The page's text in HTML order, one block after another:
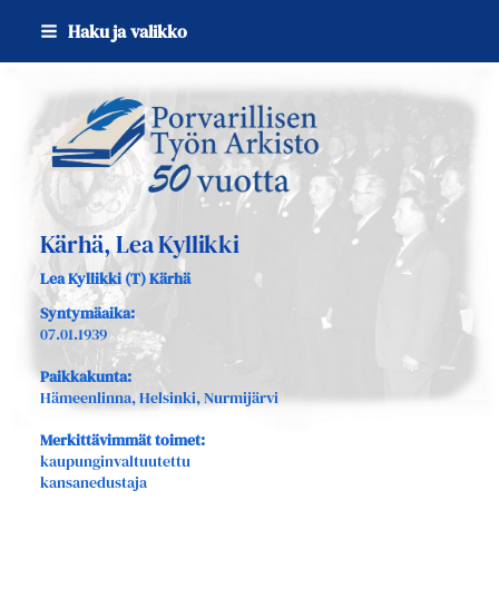
Siirry
sivun
sisältöön
Haku ja valikko
Sivuston etusivulle
Kärhä, Lea Kyllikki
Lea Kyllikki (T) Kärhä
Syntymäaika:
07.01.1939
Paikkakunta:
Hämeenlinna, Helsinki, Nurmijärvi
Merkittävimmät toimet:
kaupunginvaltuutettu
kansanedustaja